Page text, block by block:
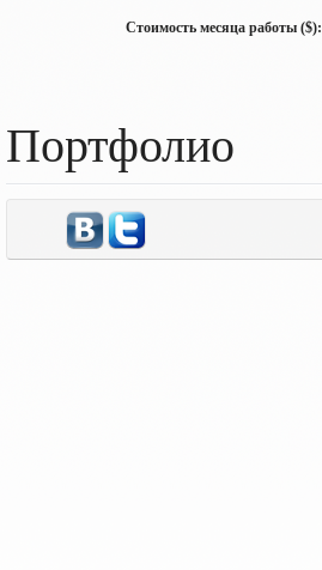
Стоимость месяца работы ($):
Портфолио